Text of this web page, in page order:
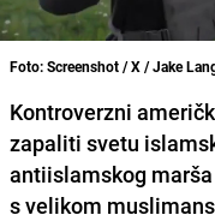
Foto: Screenshot / X / Jake
Kontroverzni
zapaliti svetu
antiislamskog
s velikom